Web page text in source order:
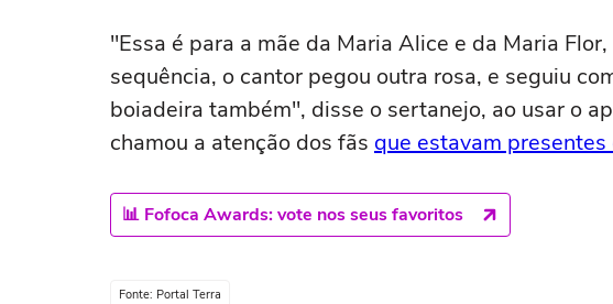
"Essa é para a mãe da Maria Alice e da Maria
sequência, o cantor pegou outra rosa, e seguiu
boiadeira também", disse o sertanejo, ao usar o
chamou a atenção dos fãs que estavam
📊 Fofoca Awards: vote nos seus favoritos
Fonte: Portal Terra